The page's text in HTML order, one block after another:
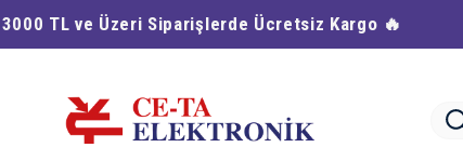
3000 TL ve Üzeri Siparişlerde Ücretsiz Kargo 🔥